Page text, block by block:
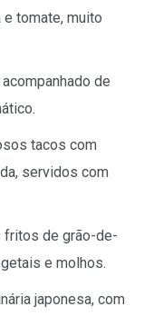
tomate, muito
de
tacos com
servidos com
fritos de grão-de-
e molhos.
japonesa, com